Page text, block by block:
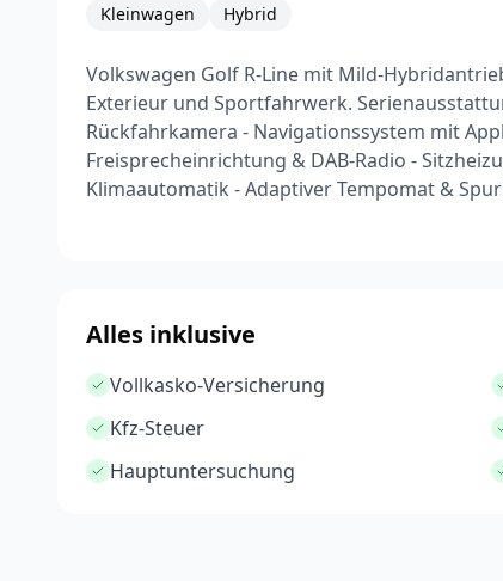
Kleinwagen Hybrid
Volkswagen Golf R-Line mit Mild-
Exterieur und Sportfahrwerk.
Rückfahrkamera - Navigationssystem mit
Freisprecheinrichtung & DAB-Radio -
Klimaautomatik - Adaptiver Tempomat &
Alles inklusive
Vollkasko-Versicherung
Kfz-Steuer
Hauptuntersuchung